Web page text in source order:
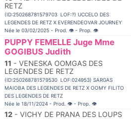
RETZ
(ID:250268781579703 LOF:?) UCCELO DES
LEGENDES DE RETZ X EVERENDEOVAR JOURNEY
Née le 03/02/2025 - Prod. 👁 - Prop. 👁
PUPPY FEMELLE Juge Mme
GOGIBUS Judith
11 - VENESKA OOMGAS DES
LEGENDES DE RETZ
(ID:250268781579530 LOF:024953) SARGAS
MAIOBA DES LEGENDES DE RETZ X OOMY FILITO
DES LEGENDES DE RETZ
Née le 18/11/2024 - Prod. 👁 - Prop. 👁
12 - VICHY DE PRANA DES LOUPS